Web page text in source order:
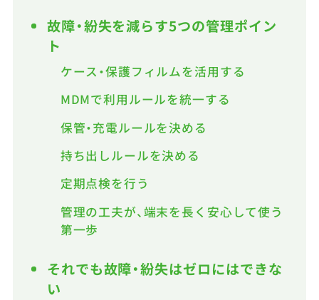
故障・紛失を減らす5つの管理ポイン
ト
ケース・保護フィルムを活用する
MDMで利用ルールを統一する
保管・充電ルールを決める
持ち出しルールを決める
定期点検を行う
管理の工夫が、端末を長く安心して使う
第一歩
それでも故障・紛失はゼロにはできな
い